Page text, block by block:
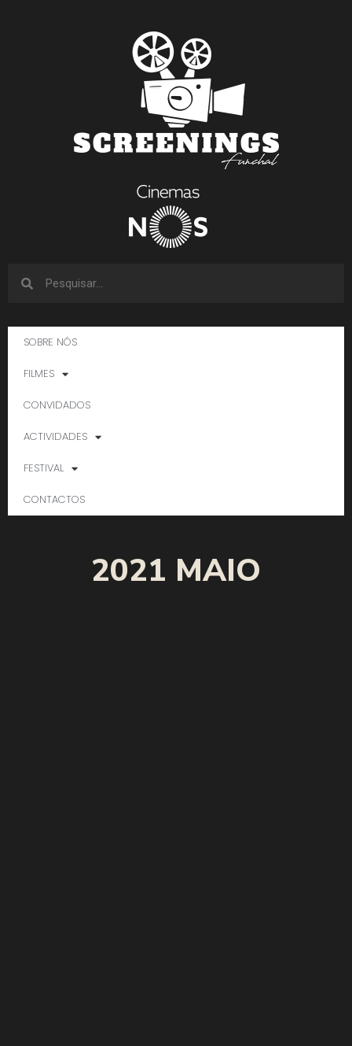
SOBRE NÓS
FILMES
CONVIDADOS
ACTIVIDADES
FESTIVAL
CONTACTOS
2021 MAIO